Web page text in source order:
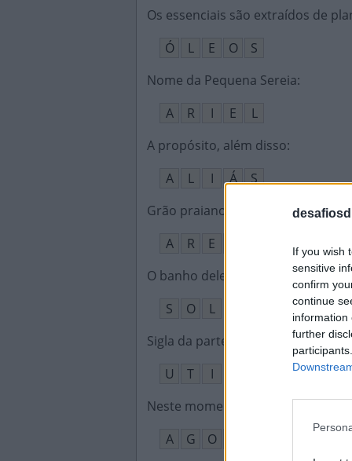
If you wish
sensitive
confirm
continue
information
further
Os essenciais são extraídos de
Ó
L E O
S
Nome da Pequena Sereia:
A
R I E
L
A propósito, além disso:
A
L I Á
S
Grão praiano
A
R E
O banho dele deixa a pele
S
O
L
Sigla da parte do hospital com
U
T
I
Neste momento, presentemente
A
G O